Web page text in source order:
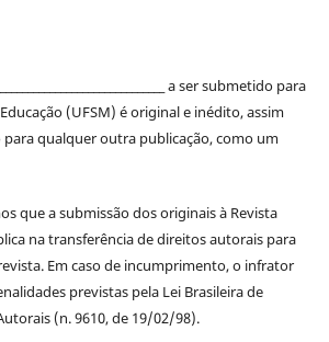
a ser submetido para
(UFSM) é original e inédito, assim
qualquer outra publicação, como um
que a submissão dos originais à Revista
na transferência de direitos autorais para
Em caso de incumprimento, o infrator
previstas pela Lei Brasileira de
(n. 9610, de 19/02/98).